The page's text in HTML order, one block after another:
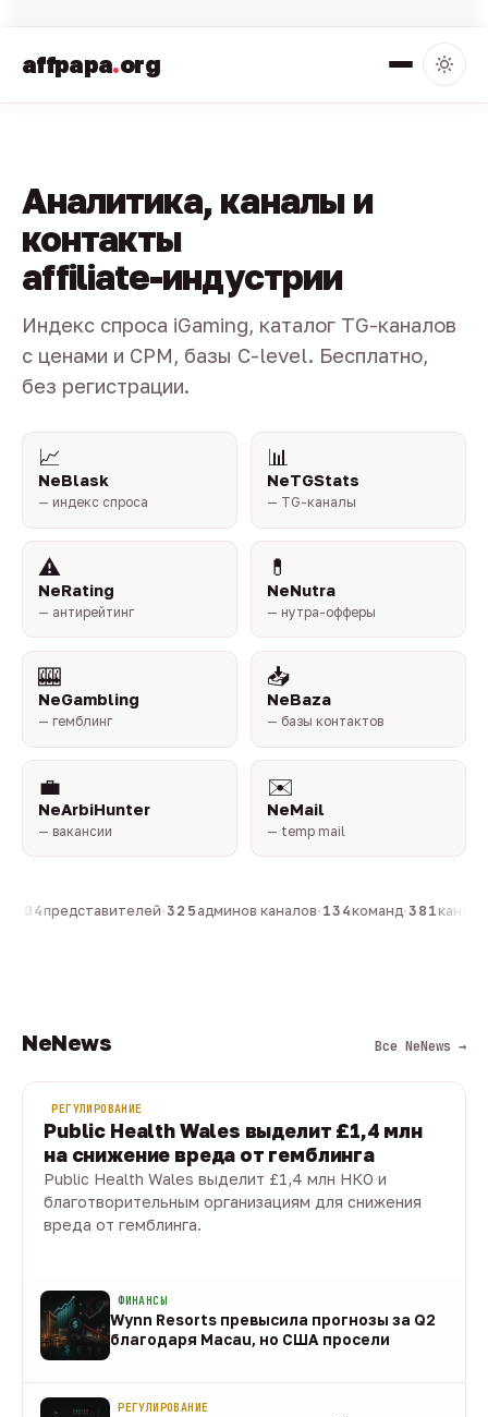
affpapa.org
Аналитика, каналы и
контакты
affiliate-индустрии
Индекс спроса iGaming, каталог TG-каналов
с ценами и CPM, базы C-level. Бесплатно,
без регистрации.
📈
NeBlask
— индекс спроса
📊
NeTGStats
— TG-каналы
⚠️
NeRating
— антирейтинг
💊
NeNutra
— нутра-офферы
🎰
NeGambling
— гемблинг
📥
NeBaza
— базы контактов
💼
NeArbiHunter
— вакансии
✉️
NeMail
— temp mail
804представителей·325 админов каналов·134команд·381
NeNews Все NeNews →
РЕГУЛИРОВАНИЕ
Public Health Wales выделит £1,4 млн
на снижение вреда от гемблинга
Public Health Wales выделит £1,4 млн НКО и
благотворительным организациям для снижения
вреда от гемблинга.
ФИНАНСЫ
Wynn Resorts превысила прогнозы за Q2
благодаря Macau, но США просели
РЕГУЛИРОВАНИЕ